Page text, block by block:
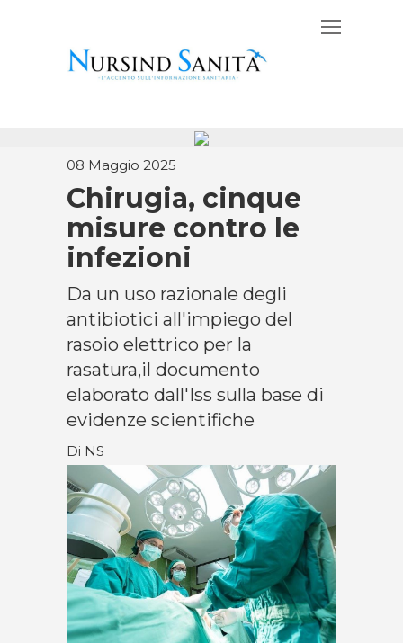
08 Maggio 2025
Chirugia, cinque
misure contro le
infezioni
Da un uso razionale degli
antibiotici all'impiego del
rasoio elettrico per la
rasatura,il documento
elaborato dall'Iss sulla base di
evidenze scientifiche
Di NS